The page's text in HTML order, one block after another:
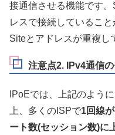
接通信させる機能です
レスで接続しているこ
Siteとアドレスが重複し
注意点2. IPv4通信
IPoEでは、上記のよう
上、多くのISPで1回線
ート数(セッション数)に